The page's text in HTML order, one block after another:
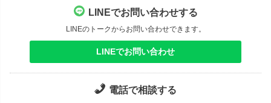
LINEでお問い合わせする
LINEのトークからお問い合わせできます。
LINEでお問い合わせ
電話で相談する